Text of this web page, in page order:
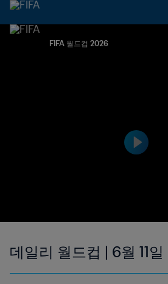
FIFA 월드컵 2026
데일리 월드컵 | 6월 11일